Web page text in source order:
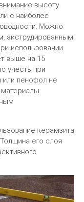
высоту
с наиболее
Можно
экструдированным
использовании
выше на 15
учесть при
или пенофол не
материалы
керамзита
его слоя